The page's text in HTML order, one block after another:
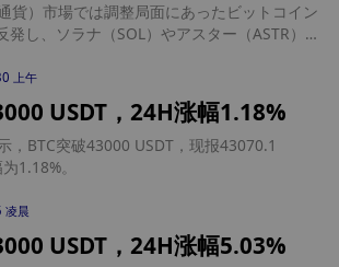
10508
貨）市場では調整局面にあったビットコイン
発し、ソラナ（SOL）やアスター（ASTR）が
の売り圧力低下が投資家心理改善をもたら
coinpost.jp/?p=507735
上午
USDT，24H涨幅1.18%
，BTC突破43000 USDT，现报43070.1
1.18%。
凌晨
USDT，24H涨幅5.03%